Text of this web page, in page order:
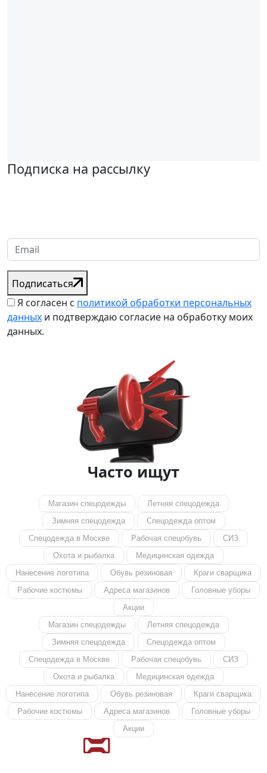
Подписка на рассылку
Подписаться
Я согласен с политикой обработки персональных
данных и подтверждаю согласие на обработку моих
данных.
Часто ищут
Магазин спецодежды
Летняя спецодежда
Зимняя спецодежда
Спецодежда оптом
Спецодежда в Москве
Рабочая спецобувь
СИЗ
Охота и рыбалка
Медицинская одежда
Нанесение логотипа
Обувь резиновая
Краги сварщика
Рабочие костюмы
Адреса магазинов
Головные уборы
Акции
Магазин спецодежды
Летняя спецодежда
Зимняя спецодежда
Спецодежда оптом
Спецодежда в Москве
Рабочая спецобувь
СИЗ
Охота и рыбалка
Медицинская одежда
Нанесение логотипа
Обувь резиновая
Краги сварщика
Рабочие костюмы
Адреса магазинов
Головные уборы
Акции